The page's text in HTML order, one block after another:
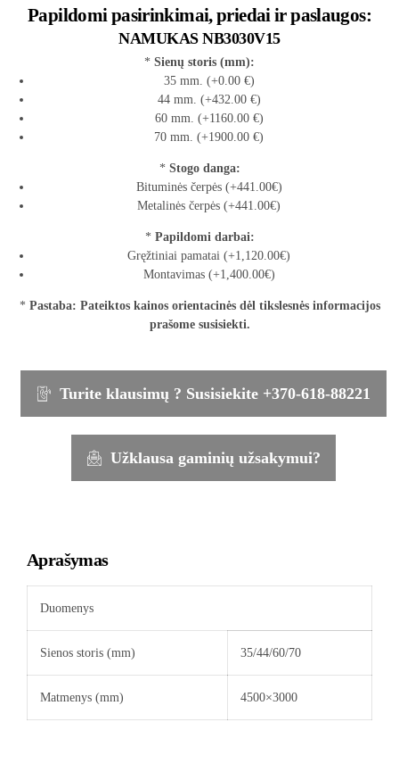
Papildomi pasirinkimai, priedai ir paslaugos:
NAMUKAS NB3030V15
* Sienų storis (mm):
35 mm. (+0.00 €)
44 mm. (+432.00 €)
60 mm. (+1160.00 €)
70 mm. (+1900.00 €)
* Stogo danga:
Bituminės čerpės (+441.00€)
Metalinės čerpės (+441.00€)
* Papildomi darbai:
Gręžtiniai pamatai (+1,120.00€)
Montavimas (+1,400.00€)
* Pastaba: Pateiktos kainos orientacinės dėl tikslesnės informacijos
prašome susisiekti.
Turite klausimų ? Susisiekite +370-618-88221
Užklausa gaminių užsakymui?
Aprašymas
Duomenys
Sienos storis (mm) 35/44/60/70
Matmenys (mm) 4500×3000